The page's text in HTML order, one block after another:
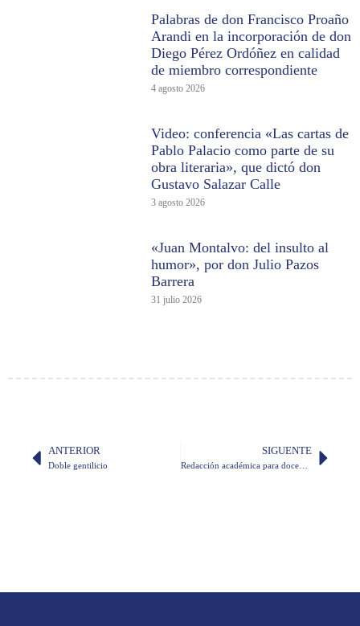
Palabras de don Francisco Proaño
Arandi en la incorporación de don
Diego Pérez Ordóñez en calidad
de miembro correspondiente
4 agosto 2026
Video: conferencia «Las cartas de
Pablo Palacio como parte de su
obra literaria», que dictó don
Gustavo Salazar Calle
3 agosto 2026
«Juan Montalvo: del insulto al
humor», por don Julio Pazos
Barrera
31 julio 2026
ANTERIOR
Doble gentilicio
SIGUENTE
Redacción académica para docentes, inscripciones abiertas